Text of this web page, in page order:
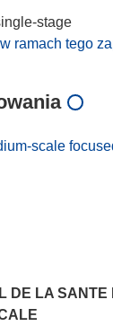
stage
ramach tego
scale
DE LA SANTE